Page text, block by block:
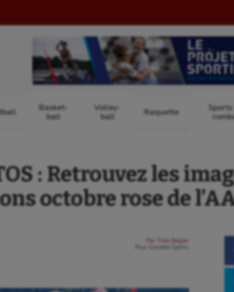
Basket-
ball
Volley-
ball
Raquette
: Retrouvez les
octobre rose de
Par
Théo Bégler
Gazette Sports